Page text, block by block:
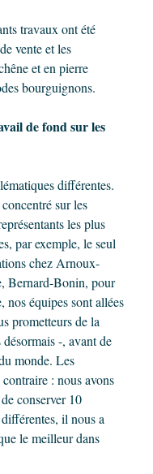
travaux ont été
vente et les
et en pierre
bourguignons.
de fond sur les
différentes.
sur les
les plus
par exemple, le seul
chez Arnoux-
Bernard-Bonin, pour
nos équipes sont allées
prometteurs de la
-, avant de
monde. Les
: nous avons
conserver 10
il nous a
le meilleur dans